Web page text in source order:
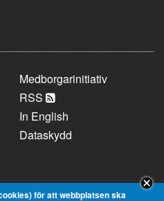
Medborgarinitiativ
RSS
In English
Dataskydd
för att webbplatsen ska